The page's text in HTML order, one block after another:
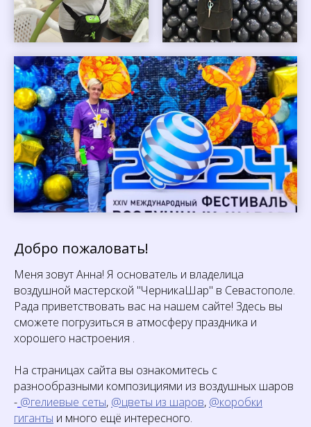
Добро пожаловать!
Меня зовут Анна! Я основатель и владелица
воздушной мастерской "ЧерникаШар" в Севастополе.
Рада приветствовать вас на нашем сайте! Здесь вы
сможете погрузиться в атмосферу праздника и
хорошего настроения .
На страницах сайта вы ознакомитесь с
разнообразными композициями из воздушных шаров
- @гелиевые сеты, @цветы из шаров, @коробки
гиганты и много ещё интересного.